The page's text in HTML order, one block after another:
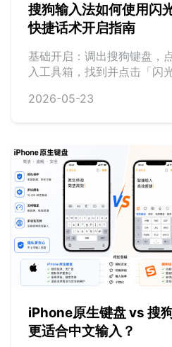
搜狗输入法如何使用闪
快捷话术开启指南
基础开启：调出搜狗键盘，
入工具箱，找到并点击「闪
2026-05-23
iPhone原生键盘 vs 搜
更适合中文输入？